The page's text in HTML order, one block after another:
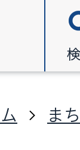
ま